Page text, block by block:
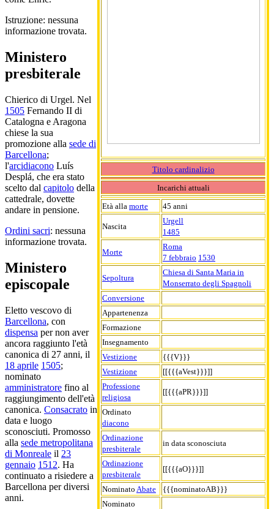
Titolo cardinalizio
Incarichi attuali
Età alla morte 45 anni
Nascita
Urgell
1485
Morte
Roma
7 febbraio 1530
Sepoltura
Chiesa di Santa Maria in
Monserrato degli Spagnoli
Conversione
Appartenenza
Formazione
Insegnamento
Vestizione
{{{V}}}
Vestizione
[[{{{aVest}}}]]
Professione
religiosa
[[{{{aPR}}}]]
Ordinato
diacono
Ordinazione
presbiterale
in data sconosciuta
Ordinazione
presbiterale
[[{{{aO}}}]]
Nominato Abate
{{{nominatoAB}}}
Nominato
Istruzione: nessuna
informazione trovata.
Ministero
presbiterale
Chierico di Urgel. Nel
1505 Fernando II di
Catalogna e Aragona
chiese la sua
promozione alla sede di
Barcellona;
l'arcidiacono Luís
Desplá, che era stato
scelto dal capitolo della
cattedrale, dovette
andare in pensione.
Ordini sacri: nessuna
informazione trovata.
Ministero
episcopale
Eletto vescovo di
Barcellona, con
dispensa per non aver
ancora raggiunto l'età
canonica di 27 anni, il
18 aprile 1505;
nominato
amministratore fino al
raggiungimento dell'età
canonica. Consacrato in
data e luogo
sconosciuti. Promosso
alla sede metropolitana
di Monreale il 23
gennaio 1512. Ha
continuato a risiedere a
Barcellona per diversi
anni.